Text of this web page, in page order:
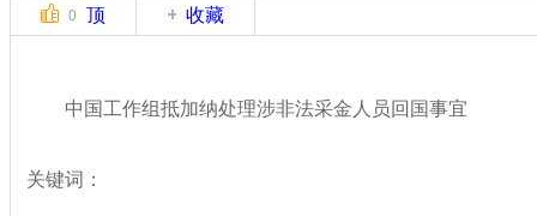
0 顶 收藏
中国工作组抵加纳处理涉非法采金人员回国事宜
关键词：